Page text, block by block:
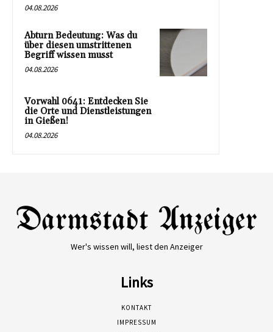
04.08.2026
Abturn Bedeutung: Was du
über diesen umstrittenen
Begriff wissen musst
04.08.2026
Vorwahl 0641: Entdecken Sie
die Orte und Dienstleistungen
in Gießen!
04.08.2026
Wer's wissen will, liest den Anzeiger
Links
KONTAKT
IMPRESSUM